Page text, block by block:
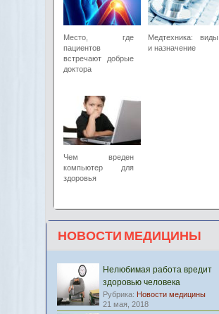
Место, где
пациентов
встречают добрые
доктора
Медтехника: виды
и назначение
Чем вреден
компьютер для
здоровья
НОВОСТИ МЕДИЦИНЫ
Нелюбимая работа вредит
здоровью человека
Рубрика: Новости медицины
21 мая, 2018